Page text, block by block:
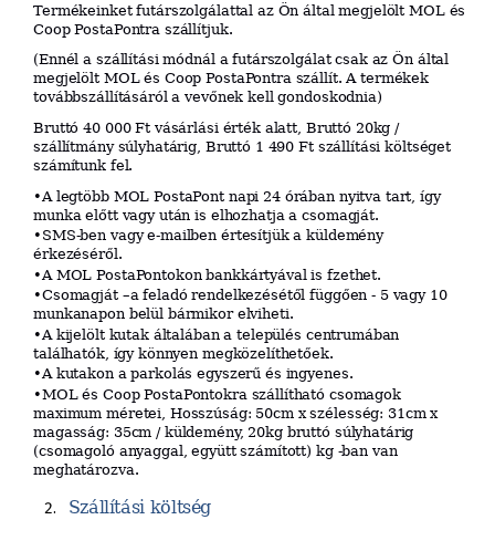
Termékeinket futárszolgálattal az Ön által megjelölt MOL és
Coop PostaPontra szállítjuk.
(Ennél a szállítási módnál a futárszolgálat csak az Ön által
megjelölt MOL és Coop PostaPontra szállít. A termékek
továbbszállításáról a vevőnek kell gondoskodnia)
Bruttó 40 000 Ft vásárlási érték alatt, Bruttó 20kg /
szállítmány súlyhatárig, Bruttó 1 490 Ft szállítási költséget
számítunk fel.
• A legtöbb MOL PostaPont napi 24 órában nyitva tart, így
munka előtt vagy után is elhozhatja a csomagját.
• SMS-ben vagy e-mailben értesítjük a küldemény
érkezéséről.
• A MOL PostaPontokon bankkártyával is fzethet.
•Csomagját –a feladó rendelkezésétől függően - 5 vagy 10
munkanapon belül bármikor elviheti.
• A kijelölt kutak általában a település centrumában
találhatók, így könnyen megközelíthetőek.
•A kutakon a parkolás egyszerű és ingyenes.
•MOL és Coop PostaPontokra szállítható csomagok
maximum méretei, Hosszúság: 50cm x szélesség: 31cm x
magasság: 35cm / küldemény, 20kg bruttó súlyhatárig
(csomagoló anyaggal, együtt számított) kg -ban van
meghatározva.
Szállítási költség